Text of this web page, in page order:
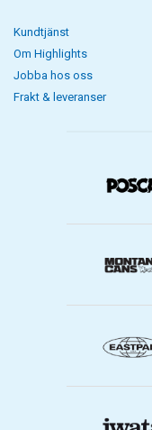
Kundtjänst
Om Highlights
Jobba hos oss
Frakt & leveranser